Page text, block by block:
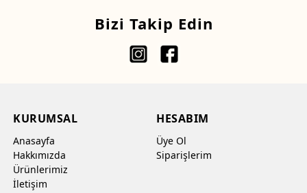
Bizi Takip Edin
KURUMSAL
Anasayfa
Hakkımızda
Ürünlerimiz
İletişim
HESABIM
Üye Ol
Siparişlerim